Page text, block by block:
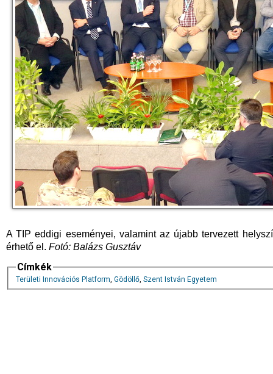
A TIP eddigi eseményei, valamint az újabb tervezett
érhető el. Fotó: Balázs Gusztáv
Címkék
Területi Innovációs Platform, Gödöllő, Szent István Egyetem